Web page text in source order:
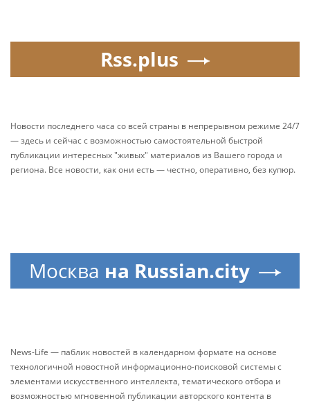
Rss.plus
Новости последнего часа со всей страны в непрерывном режиме 24/7
— здесь и сейчас с возможностью самостоятельной быстрой
публикации интересных "живых" материалов из Вашего города и
региона. Все новости, как они есть — честно, оперативно, без купюр.
Москва на Russian.city
News-Life — паблик новостей в календарном формате на основе
технологичной новостной информационно-поисковой системы с
элементами искусственного интеллекта, тематического отбора и
возможностью мгновенной публикации авторского контента в